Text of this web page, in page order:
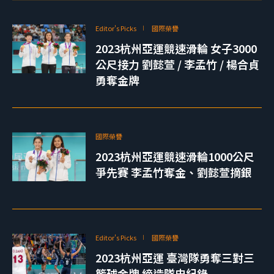
Editor's Picks 國際榮譽
2023杭州亞運競速滑輪 女子3000
公尺接力 劉懿萱 / 李孟竹 / 楊合貞
勇奪金牌
國際榮譽
2023杭州亞運競速滑輪1000公尺
爭先賽 李孟竹奪金、劉懿萱摘銀
Editor's Picks 國際榮譽
2023杭州亞運 臺灣隊勇奪三對三